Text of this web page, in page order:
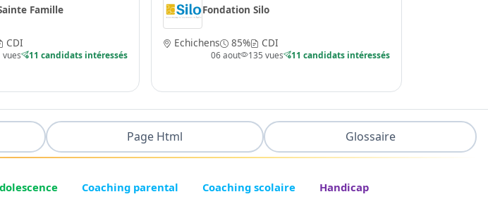
Famille
CDI
vues 11 candidats intéressés
Fondation Silo
Echichens 85% CDI
06 aout 135 vues 11 candidats intéressés
Page Html Glossaire
Coaching parental Coaching scolaire Handicap